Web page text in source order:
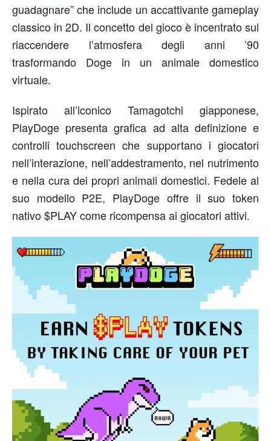
guadagnare” che include un accattivante gameplay
classico in 2D. Il concetto del gioco è incentrato sul
riaccendere l’atmosfera degli anni ’90
trasformando Doge in un animale domestico
virtuale.
Ispirato all’iconico Tamagotchi giapponese,
PlayDoge presenta grafica ad alta definizione e
controlli touchscreen che supportano i giocatori
nell’interazione, nell’addestramento, nel nutrimento
e nella cura dei propri animali domestici. Fedele al
suo modello P2E, PlayDoge offre il suo token
nativo $PLAY come ricompensa ai giocatori attivi.